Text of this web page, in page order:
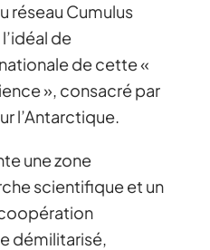
réseau Cumulus
de
de cette «
», consacré par
l’Antarctique.
une zone
scientifique et un
démilitarisé,